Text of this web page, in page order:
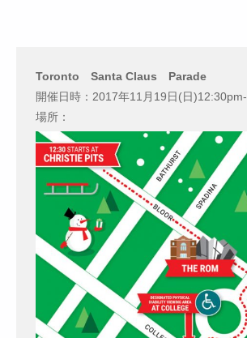
Toronto Santa Claus Parade
開催日時：2017年11月19日(日)12:30pm-
場所：